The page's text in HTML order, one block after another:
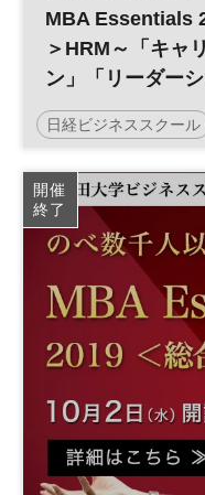
MBA Essentials
＞HRM～「キャ
ン」「リーダーシ
／日経ビジネス
日経ビジネススクール
開催
終了